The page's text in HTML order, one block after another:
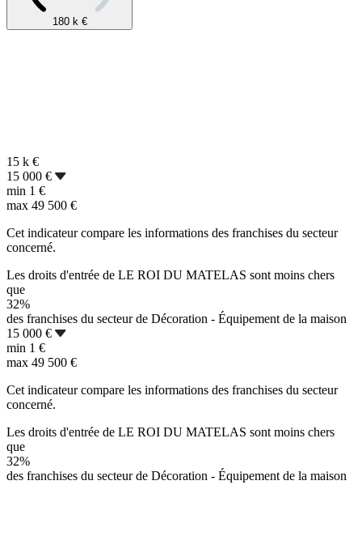
180 k €
15 k €
15 000 €
min 1 €
max 49 500 €
Cet indicateur compare les informations des franchises du secteur
concerné.
Les droits d'entrée de LE ROI DU MATELAS sont moins chers
que
32%
des franchises du secteur de Décoration - Équipement de la maison
15 000 €
min 1 €
max 49 500 €
Cet indicateur compare les informations des franchises du secteur
concerné.
Les droits d'entrée de LE ROI DU MATELAS sont moins chers
que
32%
des franchises du secteur de Décoration - Équipement de la maison